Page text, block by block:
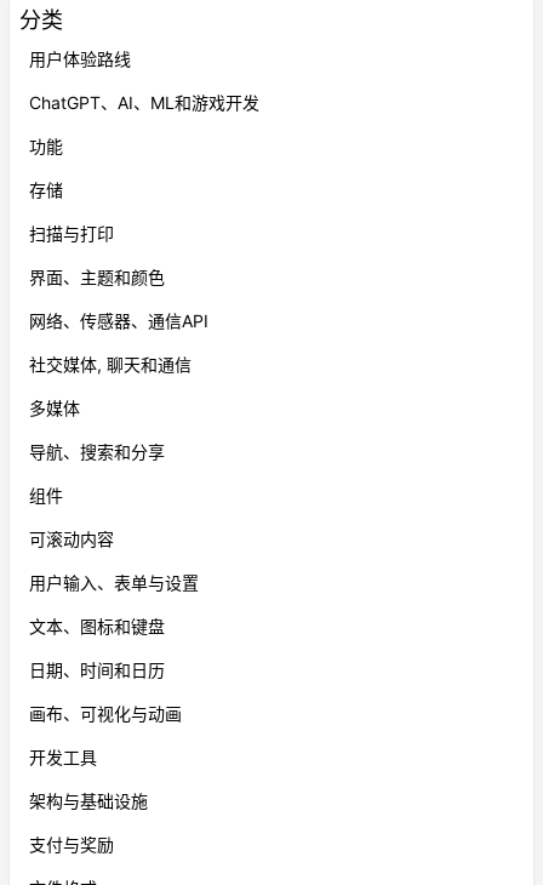
分类
用户体验路线
ChatGPT、AI、ML和游戏开发
功能
存储
扫描与打印
界面、主题和颜色
网络、传感器、通信API
社交媒体, 聊天和通信
多媒体
导航、搜索和分享
组件
可滚动内容
用户输入、表单与设置
文本、图标和键盘
日期、时间和日历
画布、可视化与动画
开发工具
架构与基础设施
支付与奖励